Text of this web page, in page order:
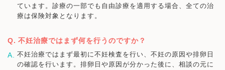
ています。診療の一部でも自由診療を適用する場合、全ての治
療は保険対象となります。
不妊治療ではまず何を行うのですか？
不妊治療ではまず最初に不妊検査を行い、不妊の原因や排卵日
の確認を行います。排卵日や原因が分かった後に、相談の元に